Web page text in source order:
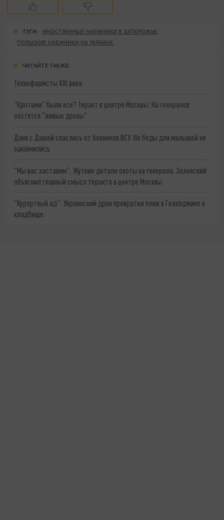
ТЕГИ:
ИНОСТРАННЫЕ НАЕМНИКИ В ЗАПОРОЖЬЕ
ПОЛЬСКИЕ НАЕМНИКИ НА УКРАИНЕ
ЧИТАЙТЕ ТАКЖЕ:
Технофашисты XXI века
"Кротами" были все? Теракт в центре Москвы: На генералов
охотятся "живые дроны"
Даня с Дашей спаслись от боевиков ВСУ. Но беды для малышей не
закончились
"Мы вас заставим": Жуткие детали охоты на генерала. Зеленский
объяснил главный смысл теракта в центре Москвы
"Курортный ад": Украинский дрон превратил пляж в Геленджике в
кладбище